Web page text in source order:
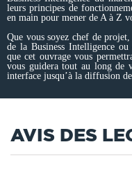
leurs principes de
en main pour mener de A à Z
Que vous soyez chef de
de la Business Intelligence ou
que cet ouvrage vous
vous guidera tout au long de
interface jusqu’à la diffusion
AVIS DES